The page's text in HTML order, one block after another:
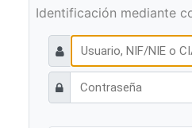
Identificación mediante